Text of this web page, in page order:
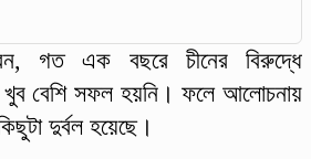
গত এক বছরে চীনের বিরুদ্ধে
খুব বেশি সফল হয়নি। ফলে আলোচনায়
দুর্বল হয়েছে।